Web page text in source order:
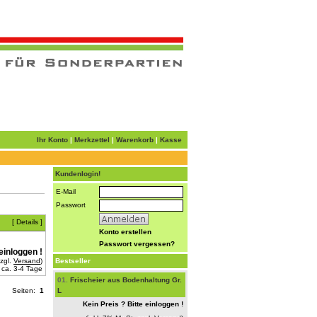
Ihr Konto | Merkzettel | Warenkorb | Kasse
Kundenlogin!
E-Mail
Passwort
Konto erstellen
Passwort vergessen?
Bestseller
01. Frischeier aus Bodenhaltung Gr.
L
Kein Preis ? Bitte einloggen !
[Details ]
!
Versand)
ca. 3-4 Tage
Seiten:1